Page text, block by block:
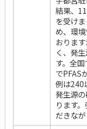
結果、
を受け
め、環
おりま
く、発
す。全
でPFAS
例は240
発生源
ります
だきなが